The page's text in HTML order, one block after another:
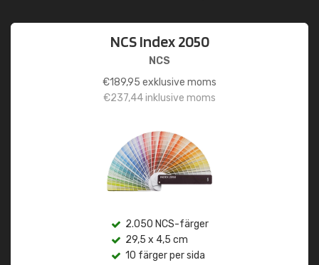
NCS Index 2050
NCS
€189,95 exklusive moms
€237,44inklusive moms
2.050 NCS-färger
29,5 x 4,5 cm
10 färger per sida